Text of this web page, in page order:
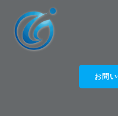
お問